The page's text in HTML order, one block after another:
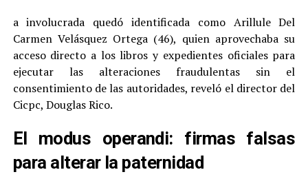
a involucrada quedó identificada como Arillule Del
Carmen Velásquez Ortega (46), quien aprovechaba su
acceso directo a los libros y expedientes oficiales para
ejecutar las alteraciones fraudulentas sin el
consentimiento de las autoridades, reveló el director del
Cicpc, Douglas Rico.
El modus operandi: firmas falsas
para alterar la paternidad